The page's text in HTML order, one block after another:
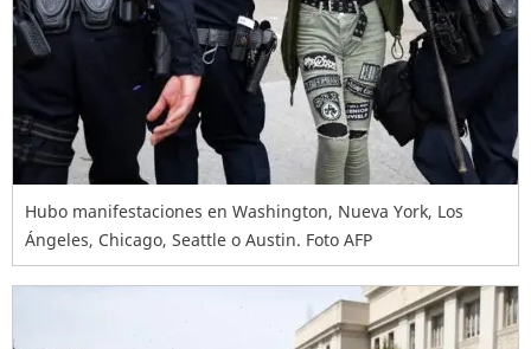
Hubo manifestaciones en Washington, Nueva York, Los
Ángeles, Chicago, Seattle o Austin. Foto AFP